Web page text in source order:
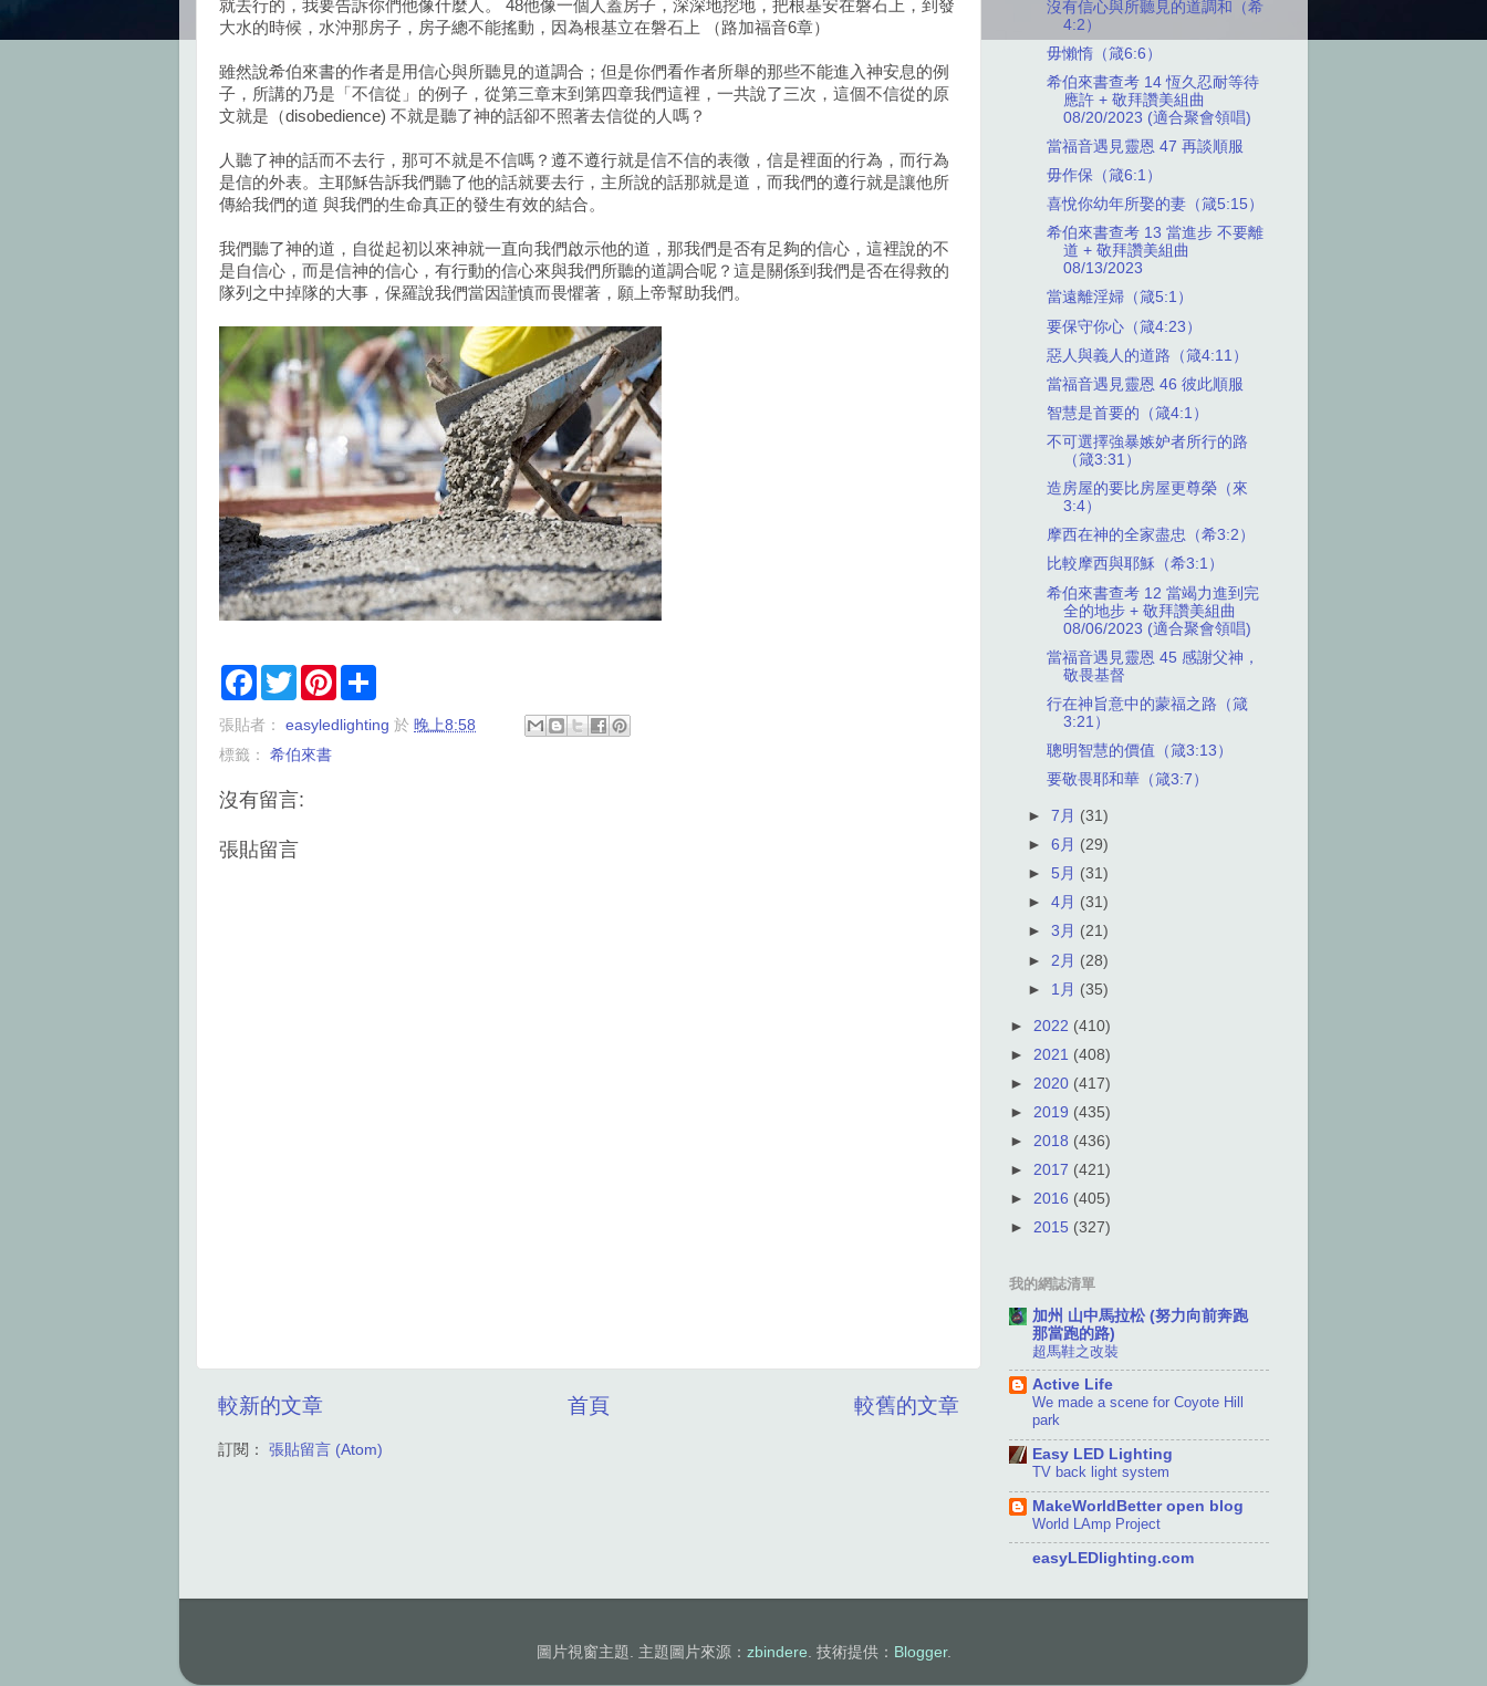
就去行的，我要告訴你們他像什麼人。 48他像一個人蓋房子，深深地挖地，把根基安在磐石上，到發
大水的時候，水沖那房子，房子總不能搖動，因為根基立在磐石上 （路加福音6章）
雖然說希伯來書的作者是用信心與所聽見的道調合；但是你們看作者所舉的那些不能進入神安息的例
子，所講的乃是「不信從」的例子，從第三章末到第四章我們這裡，一共說了三次，這個不信從的原
文就是（disobedience) 不就是聽了神的話卻不照著去信從的人嗎？
人聽了神的話而不去行，那可不就是不信嗎？遵不遵行就是信不信的表徵，信是裡面的行為，而行為
是信的外表。主耶穌告訴我們聽了他的話就要去行，主所說的話那就是道，而我們的遵行就是讓他所
傳給我們的道 與我們的生命真正的發生有效的結合。
我們聽了神的道，自從起初以來神就一直向我們啟示他的道，那我們是否有足夠的信心，這裡說的不
是自信心，而是信神的信心，有行動的信心來與我們所聽的道調合呢？這是關係到我們是否在得救的
隊列之中掉隊的大事，保羅說我們當因謹慎而畏懼著，願上帝幫助我們。
F
e
o
k
T
w
t
e
P
t
r
張貼者： easyledlighting 於 晚上8:58
標籤： 希伯來書
沒有留言:
張貼留言
較新的文章 較舊的文章
首頁
訂閱： 張貼留言 (Atom)
沒有信心與所聽見的道調和（希
4:2）
毋懶惰（箴6:6）
希伯來書查考 14 恆久忍耐等待
應許 + 敬拜讚美組曲
08/20/2023 (適合聚會領唱)
當福音遇見靈恩 47 再談順服
毋作保（箴6:1）
喜悅你幼年所娶的妻（箴5:15）
希伯來書查考 13 當進步 不要離
道 + 敬拜讚美組曲
08/13/2023
當遠離淫婦（箴5:1）
要保守你心（箴4:23）
惡人與義人的道路（箴4:11）
當福音遇見靈恩 46 彼此順服
智慧是首要的（箴4:1）
不可選擇強暴嫉妒者所行的路
（箴3:31）
造房屋的要比房屋更尊榮（來
3:4）
摩西在神的全家盡忠（希3:2）
比較摩西與耶穌（希3:1）
希伯來書查考 12 當竭力進到完
全的地步 + 敬拜讚美組曲
08/06/2023 (適合聚會領唱)
當福音遇見靈恩 45 感謝父神，
敬畏基督
行在神旨意中的蒙福之路（箴
3:21）
聰明智慧的價值（箴3:13）
要敬畏耶和華（箴3:7）
►7月 (31)
►6月 (29)
► 5月 (31)
►4月 (31)
►3月 (21)
► 2月 (28)
► 1月 (35)
► 2022 (410)
► 2021 (408)
► 2020 (417)
► 2019 (435)
► 2018 (436)
► 2017 (421)
► 2016 (405)
► 2015 (327)
我的網誌清單
加州 山中馬拉松 (努力向前奔跑
那當跑的路)
超馬鞋之改裝
Active Life
We made a scene for Coyote Hill
park
Easy LED Lighting
TV back light system
MakeWorldBetter open blog
World LAmp Project
easyLEDlighting.com
圖片視窗主題. 主題圖片來源： zbindere. 技術提供： Blogger.